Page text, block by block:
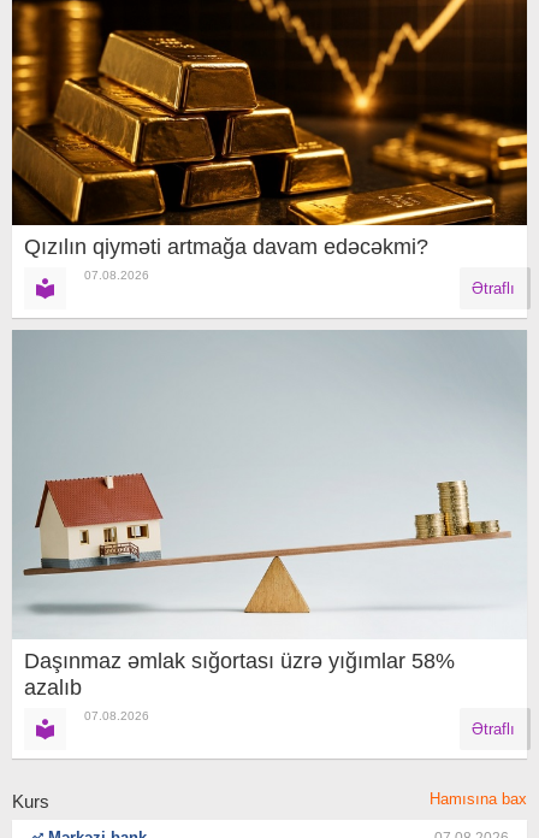
Qızılın qiyməti artmağa davam edəcəkmi?
07.08.2026
Ətraflı
Daşınmaz əmlak sığortası üzrə yığımlar 58%
azalıb
07.08.2026
Ətraflı
Kurs Hamısına bax